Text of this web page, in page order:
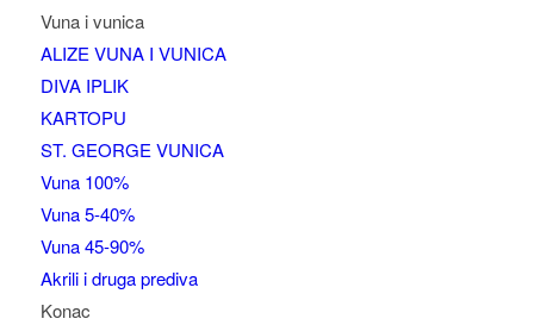
Vuna i vunica
ALIZE VUNA I VUNICA
DIVA IPLIK
KARTOPU
ST. GEORGE VUNICA
Vuna 100%
Vuna 5-40%
Vuna 45-90%
Akrili i druga prediva
Konac